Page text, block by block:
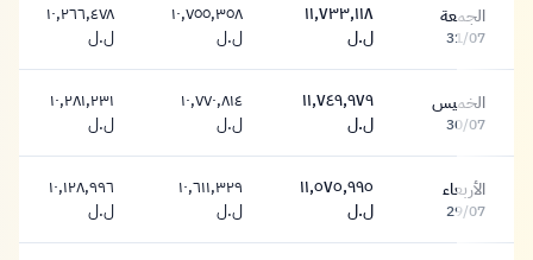
الجمعة
31/07 ١١,٧٣٣,١١٨ ليرة
١١,٧٣٣,١١٨
ل.ل
١٠,٧٥٥,٣٥٨ ليرة
١٠,٧٥٥,٣٥٨
ل.ل
١٠,٢٦٦,٤٧٨ ليرة
١٠,٢٦٦,٤٧٨
ل.ل
الخميس
30/07 ١١,٧٤٩,٩٧٩ ليرة
١١,٧٤٩,٩٧٩
ل.ل
١٠,٧٧٠,٨١٤ ليرة
١٠,٧٧٠,٨١٤
ل.ل
١٠,٢٨١,٢٣١ ليرة
١٠,٢٨١,٢٣١
ل.ل
الأربعاء
29/07 ١١,٥٧٥,٩٩٥ ليرة
١١,٥٧٥,٩٩٥
ل.ل
١٠,٦١١,٣٢٩ ليرة
١٠,٦١١,٣٢٩
ل.ل
١٠,١٢٨,٩٩٦ ليرة
١٠,١٢٨,٩٩٦
ل.ل